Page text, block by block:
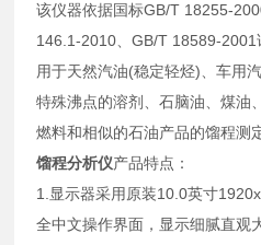
该仪器依据国标GB/T 18255-
146.1-2010、GB/T 18589-
用于天然汽油(稳定轻烃)、车用
特殊沸点的溶剂、石脑油、煤油
燃料和相似的石油产品的馏程测
馏程分析仪产品特点：
1.显示器采用原装10.0英寸
全中文操作界面，显示细腻直观